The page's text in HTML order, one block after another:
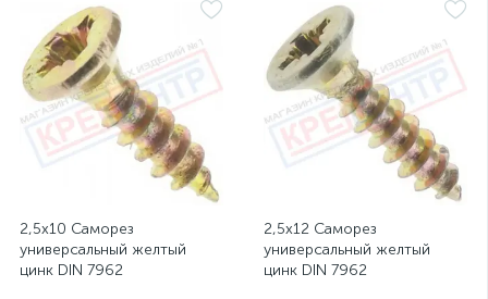
2,5х10 Саморез
универсальный желтый
цинк DIN 7962
2,5х12 Саморез
универсальный желтый
цинк DIN 7962